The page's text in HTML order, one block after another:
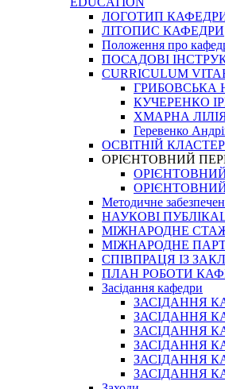
ЛОГОТИП
ЛІТОПИС КАФЕДРИ
Положення про
ПОСАДОВІ
CURRICULUM
ГРИБОВСЬКА
КУЧЕРЕНКО
ХМАРНА
Геревенко
ОСВІТНІЙ
ОРІЄНТОВНИЙ
ОРІЄНТОВНИЙ
ОРІЄНТОВНИЙ
Методичне
НАУКОВІ
МІЖНАРОДНЕ
МІЖНАРОДНЕ
СПІВПРАЦЯ ІЗ
ПЛАН РОБОТИ
Засідання кафедри
ЗАСІДАННЯ
ЗАСІДАННЯ
ЗАСІДАННЯ
ЗАСІДАННЯ
ЗАСІДАННЯ
ЗАСІДАННЯ